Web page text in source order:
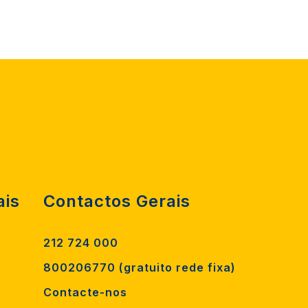
Contactos Gerais
212 724 000
800206770 (gratuito rede fixa)
Contacte-nos